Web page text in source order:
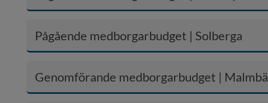
Pågående medborgarbudget | Solberga
Genomförande medborgarbudget |